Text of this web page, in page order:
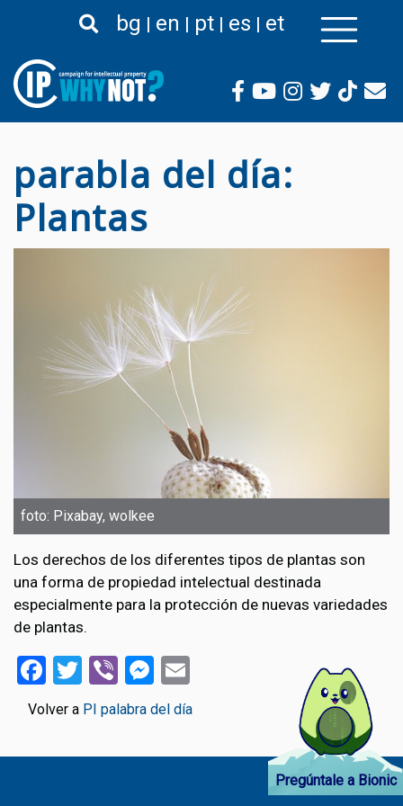
al
principal
bg en pt es et
parabla del día:
Plantas
foto: Pixabay, wolkee
Los derechos de los diferentes tipos de plantas son
una forma de propiedad intelectual destinada
especialmente para la protección de nuevas variedades
de plantas.
Facebook
Twitter
ViberMessenger
Volver a PI palabra del día
Pregúntale a Bionic